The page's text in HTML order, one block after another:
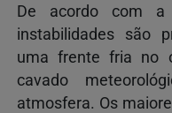
De acordo com a
instabilidades são
uma frente fria no
cavado
atmosfera. Os